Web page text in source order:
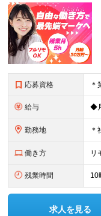
応募資格
給与
勤務地
働き方 リ
残業時間 10
求人を見る